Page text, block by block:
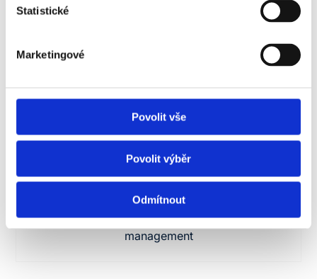
Statistické
Marketingové
Povolit vše
Povolit výběr
Odmítnout
Milan Košdy
Vyučující Centra humanitních věd, odborník na
rozvoj lidí, vzdělávání, koučink, osobní
marketing, nábor, onboarding a talent
management